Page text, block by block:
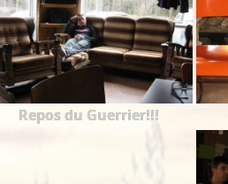
Repos du Guerrier!!!